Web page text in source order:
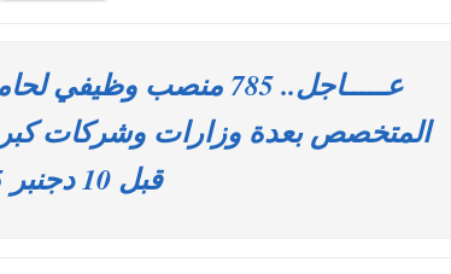
عـــــاجل.. 785 منصب
المتخصص بعدة وزارات وشركات
قبل 10 دجنبر 2025